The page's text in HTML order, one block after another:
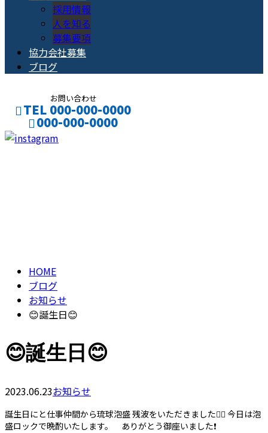
採用情報
人を知る
募集要項
協力会社募集
ブログ
お問い合わせ
TEL 000-000-0000
000-000-0000
HOME
ブログ
お知らせ
😊誕生日😊
😊誕生日😊
2023.06.23お知らせ
誕生日にと仕事仲間から琉球泡盛 残波をいただきました🙇‍♂️ 今日は泡
盛ロックで晩酌いたします。 ありがとう御座いました❗️